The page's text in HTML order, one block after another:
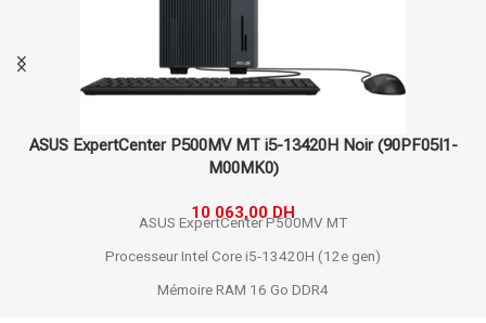
ASUS ExpertCenter P500MV MT i5-13420H Noir (90PF05I1-
M00MK0)
10 063,00 DH
ASUS ExpertCenter P500MV MT
Processeur Intel Core i5-13420H (12e gen)
Mémoire RAM 16 Go DDR4